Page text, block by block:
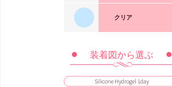
Brown
Brown
Charming
Orange
Sweet
CHOCO
Feminine
1day UVmoisture
Charming
HAZEL
Ash
Blue
Charming
1day Pixie
Gray
1day
クリア
装着図から選ぶ
Silicone Hydrogel 1day